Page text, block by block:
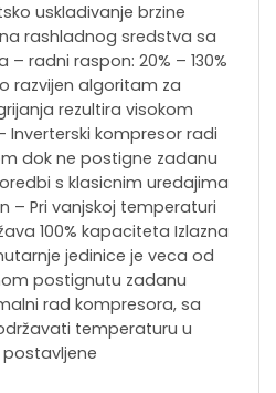
uskladivanje brzine
rashladnog sredstva sa
radni raspon: 20% – 130%
razvijen algoritam za
rezultira visokom
Inverterski kompresor radi
dok ne postigne zadanu
s klasicnim uredajima
– Pri vanjskoj temperaturi
100% kapaciteta Izlazna
jedinice je veca od
postignutu zadanu
rad kompresora, sa
temperaturu u